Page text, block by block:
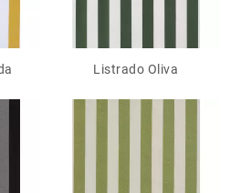
Listrado Oliva